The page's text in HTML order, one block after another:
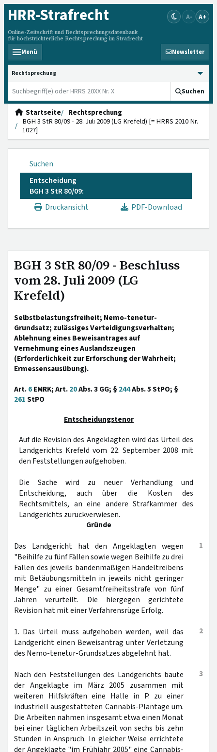
HRR-Strafrecht
Online-Zeitschrift und Rechtsprechungsdatenbank
für höchstrichterliche Rechtsprechung im Strafrecht
A- A+
Menü Newsletter
HRRS durchsuchen
Suchen
Startseite
Rechtsprechung
BGH 3 StR 80/09 - 28. Juli 2009 (LG Krefeld) [= HRRS 2010 Nr.
1027]
Suchen
Entscheidung
BGH 3 StR 80/09:
Druckansicht
PDF-Download
BGH 3 StR 80/09 - Beschluss
vom 28. Juli 2009 (LG
Krefeld)
Selbstbelastungsfreiheit; Nemo-tenetur-
Grundsatz; zulässiges Verteidigungsverhalten;
Ablehnung eines Beweisantrages auf
Vernehmung eines Auslandszeugen
(Erforderlichkeit zur Erforschung der Wahrheit;
Ermessensausübung).
Art.6EMRK; Art.20Abs. 3 GG; §244Abs. 5 StPO; §
261StPO
Entscheidungstenor
Auf die Revision des Angeklagten wird das Urteil des
Landgerichts Krefeld vom 22. September 2008 mit
den Feststellungen aufgehoben.
Die Sache wird zu neuer Verhandlung und
Entscheidung, auch über die Kosten des
Rechtsmittels, an eine andere Strafkammer des
Landgerichts zurückverwiesen.
Gründe
1
Das Landgericht hat den Angeklagten wegen
"Beihilfe zu fünf Fällen sowie wegen Beihilfe zu drei
Fällen des jeweils bandenmäßigen Handeltreibens
mit Betäubungsmitteln in jeweils nicht geringer
Menge" zu einer Gesamtfreiheitsstrafe von fünf
Jahren verurteilt. Die hiergegen gerichtete
Revision hat mit einer Verfahrensrüge Erfolg.
2
1. Das Urteil muss aufgehoben werden, weil das
Landgericht einen Beweisantrag unter Verletzung
des Nemo-tenetur-Grundsatzes abgelehnt hat.
3
Nach den Feststellungen des Landgerichts baute
der Angeklagte im März 2005 zusammen mit
weiteren Hilfskräften eine Halle in P. zu einer
industriell ausgestatteten Cannabis-Plantage um.
Die Arbeiten nahmen insgesamt etwa einen Monat
bei einer täglichen Arbeitszeit von sechs bis zehn
Stunden in Anspruch. In gleicher Weise errichtete
der Angeklagte "im Frühjahr 2005" eine Cannabis-